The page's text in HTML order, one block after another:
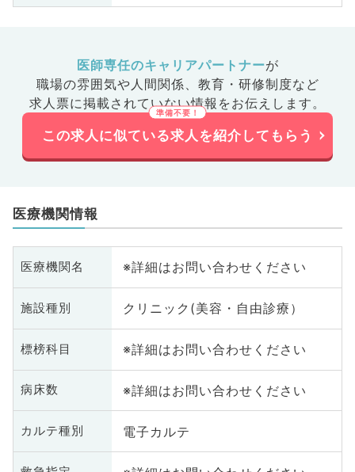
科、乳腺外科、総合診療科、美容
系、膠原病科、スポーツ整形外
科、大腸・肛門外科、産業医、脊
髄・脊椎外科、科目不問
医師専任のキャリアパートナーが
職場の雰囲気や人間関係、 教育・研修制度など
求人票に掲載されていない情報をお伝えします。
この求人に似ている求人を紹介してもらう
医療機関情報
医療機関名 ※詳細はお問い合わせください
施設種別 クリニック(美容・自由診療）
標榜科目 ※詳細はお問い合わせください
病床数 ※詳細はお問い合わせください
カルテ種別 電子カルテ